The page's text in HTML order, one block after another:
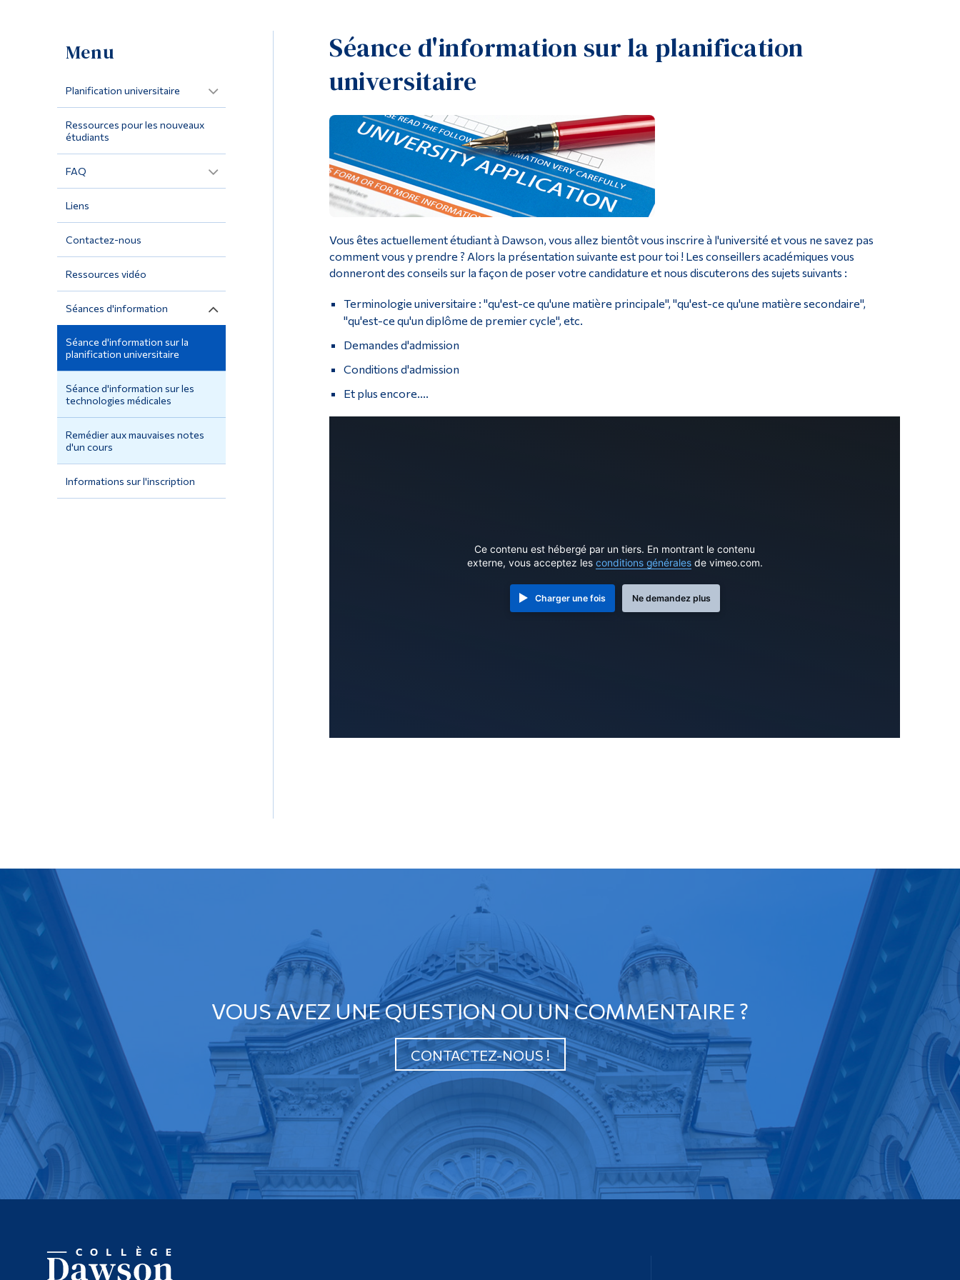
Menu
Planification universitaire
Ressources pour les nouveaux
étudiants
FAQ
Liens
Contactez-nous
Ressources vidéo
Séances d'information
Séance d'information sur la
planification universitaire
Séance d'information sur les
technologies médicales
Remédier aux mauvaises notes
d'un cours
Informations sur l'inscription
Séance d'information sur la planification
universitaire
Vous êtes actuellement étudiant à Dawson, vous allez bientôt vous inscrire à l'université et vous ne savez pas
comment vous y prendre ? Alors la présentation suivante est pour toi ! Les conseillers académiques vous
donneront des conseils sur la façon de poser votre candidature et nous discuterons des sujets suivants :
Terminologie universitaire : "qu'est-ce qu'une matière principale", "qu'est-ce qu'une matière secondaire",
"qu'est-ce qu'un diplôme de premier cycle", etc.
Demandes d'admission
Conditions d'admission
Et plus encore....
Ce contenu est hébergé par un tiers. En montrant le contenu
externe, vous acceptez les conditions généralesde vimeo.com.
Charger une fois Ne demandez plus
VOUS AVEZ UNE QUESTION OU UN COMMENTAIRE ?
CONTACTEZ-NOUS !
Menu principal
Admissions
Qui vous êtes
Futurs étudiants
Étudiants actuels
Corps enseignant et personnel administratif